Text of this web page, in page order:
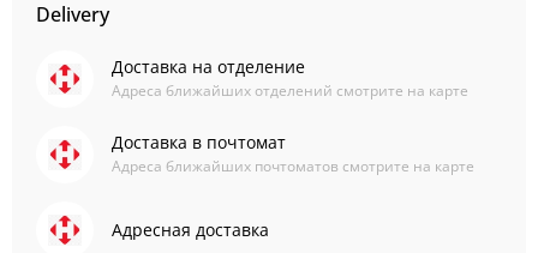
Delivery
Доставка на отделение
Адреса ближайших отделений смотрите на карте
Доставка в почтомат
Адреса ближайших почтоматов смотрите на карте
Адресная доставка